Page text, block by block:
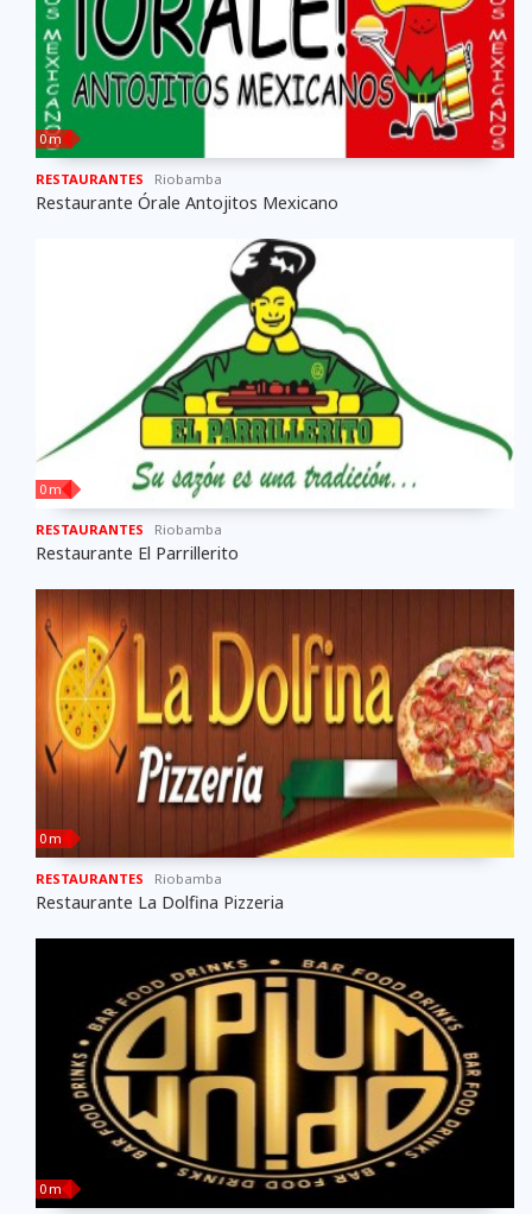
0 m
RESTAURANTES Riobamba
Restaurante Órale Antojitos Mexicano
0 m
RESTAURANTES Riobamba
Restaurante El Parrillerito
0 m
RESTAURANTES Riobamba
Restaurante La Dolfina Pizzeria
0 m